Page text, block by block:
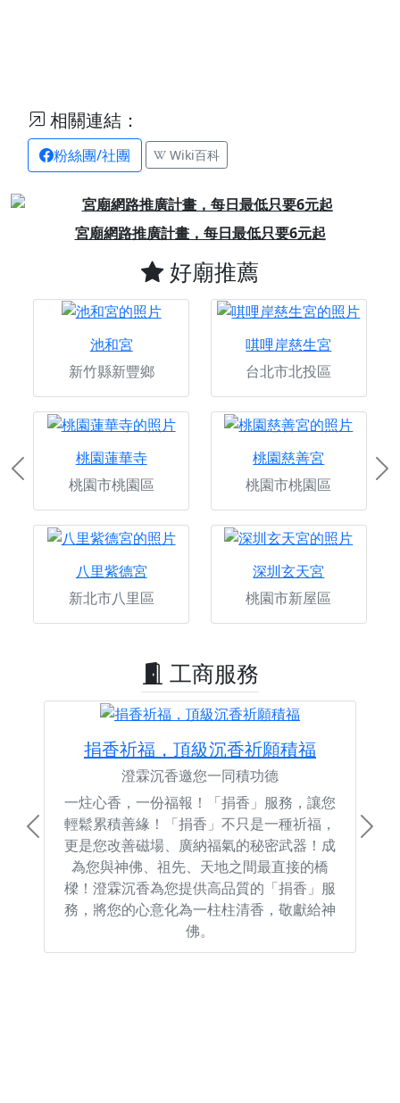
相關連結：
粉絲團/社團 Wiki百科
宮廟網路推廣計畫，每日最低只要6元起
Previous
好廟推薦
池和宮
新竹縣新豐鄉
唭哩岸慈生宮
台北市北投區
桃園蓮華寺
桃園市桃園區
桃園慈善宮
桃園市桃園區
八里紫德宮
新北市八里區
深圳玄天宮
桃園市新屋區
Previous
工商服務
捐香祈福，頂級沉香祈願積福
澄霖沉香邀您一同積功德
一炷心香，一份福報！「捐香」服務，讓您
輕鬆累積善緣！「捐香」不只是一種祈福，
更是您改善磁場、廣納福氣的秘密武器！成
為您與神佛、祖先、天地之間最直接的橋
樑！澄霖沉香為您提供高品質的「捐香」服
務，將您的心意化為一柱柱清香，敬獻給神
佛。
Previous Next